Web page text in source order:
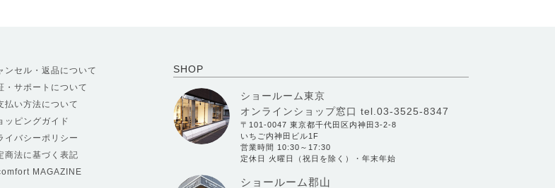
SHOP
ショールーム東京
オンラインショップ窓口 tel.03-3525-8347
〒101-0047 東京都千代田区内神田3-2-8
いちご内神田ビル1F
営業時間 10:30～17:30
定休日 火曜日（祝日を除く）・年末年始
ショールーム郡山
ンセル・返品について
・サポートについて
払い方法について
ッピングガイド
イバシーポリシー
商法に基づく表記
MAGAZINE